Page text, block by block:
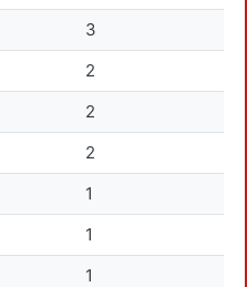
3
2
2
2
1
1
1